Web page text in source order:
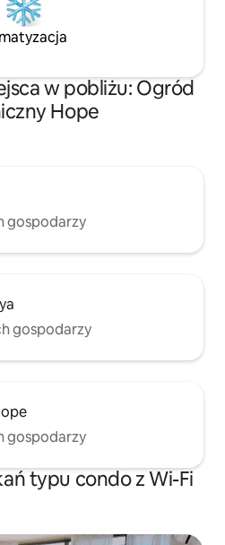
w pobliżu: Ogród
Hope
gospodarzy
gospodarzy
gospodarzy
typu condo z Wi-Fi